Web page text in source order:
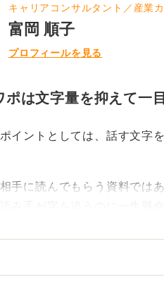
キャリアコンサルタント／産業
富岡 順子
プロフィールを見る
ポは文字量を抑えて一
イントとしては、話す文字
手に読んでもらう資料では
み手が字を追うのに一生懸